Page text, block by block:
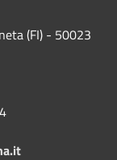
(FI) - 50023